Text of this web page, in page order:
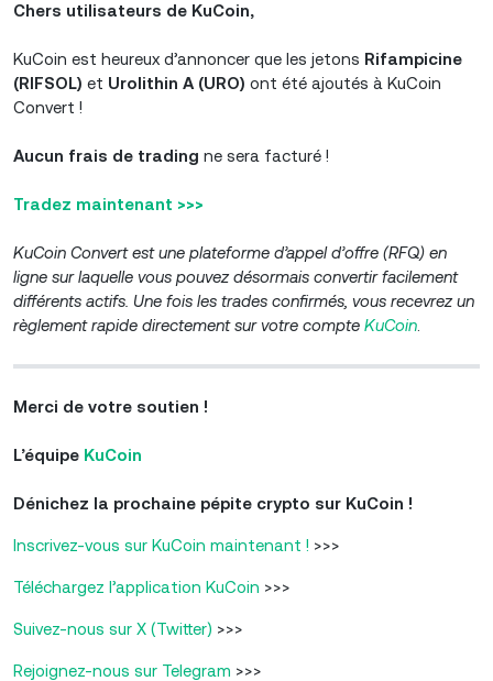
Chers utilisateurs de KuCoin,
KuCoin est heureux d’annoncer que les jetons Rifampicine
(RIFSOL) et Urolithin A (URO) ont été ajoutés à KuCoin
Convert !
Aucun frais de trading ne sera facturé !
Tradez maintenant >>>
KuCoin Convert est une plateforme d’appel d’offre (RFQ) en
ligne sur laquelle vous pouvez désormais convertir facilement
différents actifs. Une fois les trades confirmés, vous recevrez un
règlement rapide directement sur votre compte KuCoin
Merci de votre soutien !
L’équipe KuCoin
Dénichez la prochaine pépite crypto sur KuCoin !
Inscrivez-vous sur KuCoin maintenant ! >>>
Téléchargez l’application KuCoin >>>
Suivez-nous sur X (Twitter) >>>
Rejoignez-nous sur Telegram >>>